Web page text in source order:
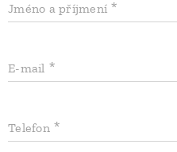
Jméno a příjmení
E-mail
Telefon